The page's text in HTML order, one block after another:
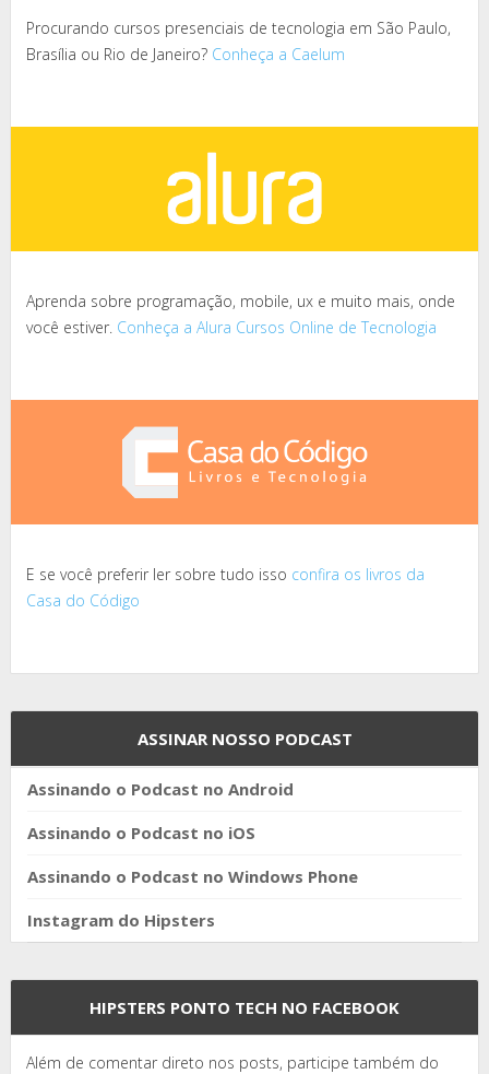
Procurando cursos presenciais de tecnologia em São Paulo,
Brasília ou Rio de Janeiro? Conheça a Caelum
Aprenda sobre programação, mobile, ux e muito mais, onde
você estiver. Conheça a Alura Cursos Online de Tecnologia
E se você preferir ler sobre tudo isso confira os livros da
Casa do Código
ASSINAR NOSSO PODCAST
Assinando o Podcast no Android
Assinando o Podcast no iOS
Assinando o Podcast no Windows Phone
Instagram do Hipsters
HIPSTERS PONTO TECH NO FACEBOOK
Além de comentar direto nos posts, participe também do